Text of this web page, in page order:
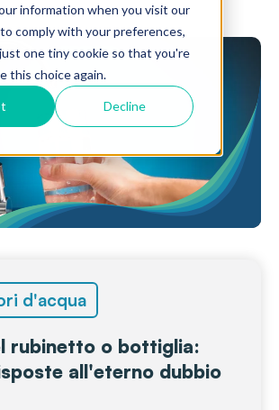
information when you visit our
comply with your preferences,
one tiny cookie so that you're
this choice again.
Decline
d'acqua
rubinetto o bottiglia:
all'eterno dubbio